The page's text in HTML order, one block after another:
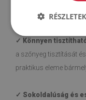
felület sima, tiszta és
✓ Könnyen
a szőnyeg tisztítását
praktikus eleme
✓ Sokoldalúság és